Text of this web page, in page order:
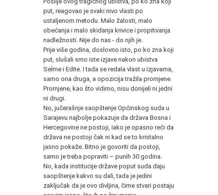
put, reagovao je svaki nivo vlasti po
ustaljenom metodu. Malo žalosti, malo
obećanja i malo skidanja krivice i propitivanja
nadležnosti. Nije do nas - do njih je.
Prije više godina, doslovno isto, po ko zna koji
put, slušali smo iste izjave nakon ubistva
Selme i Edite. I tada se redala vlast u izjavama,
samo ona druga, a opozicija tražila promjene.
Promjene, kao što vidimo, nisu donijeli ni jedni
ni drugi.
No, jučerašnje saopštenje Općinskog suda u
Sarajevu najbolje pokazuje da država Bosna i
Hercegovine ne postoji, iako je opasno reći da
država ne postoji čak ni kad se to kristalno
jasno pokaže. Bitno je govoriti da postoji,
samo je treba popraviti – punih 30 godina.
No, kada institucije države poput suda daju
saopštenje kakvo su dali, tada je jedini
zaključak da je ovo divljina, čime stvari postaju